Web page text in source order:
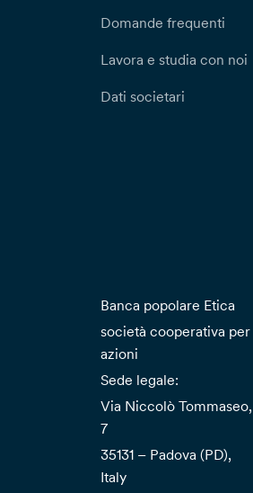
Domande frequenti
Lavora e studia con noi
Dati societari
Banca popolare Etica
società cooperativa per
azioni
Sede legale:
Via Niccolò Tommaseo,
7
35131 – Padova (PD),
Italy